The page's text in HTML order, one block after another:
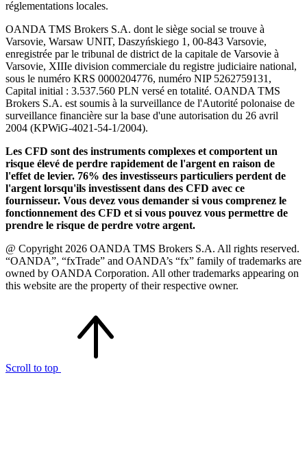
réglementations locales.
OANDA TMS Brokers S.A. dont le siège social se trouve à
Varsovie, Warsaw UNIT, Daszyńskiego 1, 00-843 Varsovie,
enregistrée par le tribunal de district de la capitale de Varsovie à
Varsovie, XIIIe division commerciale du registre judiciaire national,
sous le numéro KRS 0000204776, numéro NIP 5262759131,
Capital initial : 3.537.560 PLN versé en totalité. OANDA TMS
Brokers S.A. est soumis à la surveillance de l'Autorité polonaise de
surveillance financière sur la base d'une autorisation du 26 avril
2004 (KPWiG-4021-54-1/2004).
Les CFD sont des instruments complexes et comportent un
risque élevé de perdre rapidement de l'argent en raison de
l'effet de levier. 76% des investisseurs particuliers perdent de
l'argent lorsqu'ils investissent dans des CFD avec ce
fournisseur. Vous devez vous demander si vous comprenez le
fonctionnement des CFD et si vous pouvez vous permettre de
prendre le risque de perdre votre argent.
@ Copyright 2026 OANDA TMS Brokers S.A. All rights reserved.
“OANDA”, “fxTrade” and OANDA’s “fx” family of trademarks are
owned by OANDA Corporation. All other trademarks appearing on
this website are the property of their respective owner.
Scroll to top